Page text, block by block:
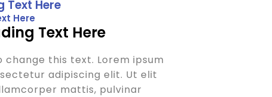
Text Here
Here
Text Here
this text. Lorem ipsum
adipiscing elit. Ut elit
mattis, pulvinar